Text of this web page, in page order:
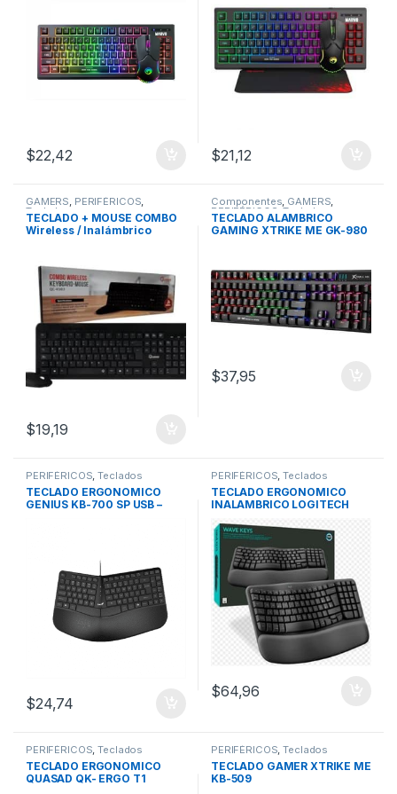
$22,42 $21,12
GAMERS, PERIFÉRICOS,
Teclados
TECLADO + MOUSE COMBO
Wireless / Inalámbrico
$19,19
Componentes, GAMERS,
PERIFÉRICOS ,Teclados
TECLADO ALAMBRICO
GAMING XTRIKE ME GK-980
$37,95
PERIFÉRICOS,Teclados
TECLADO ERGONOMICO
GENIUS KB-700 SP USB –
$24,74
PERIFÉRICOS,Teclados
TECLADO ERGONOMICO
INALAMBRICO LOGITECH
$64,96
PERIFÉRICOS,Teclados
TECLADO ERGONOMICO
QUASAD QK- ERGO T1
PERIFÉRICOS,Teclados
TECLADO GAMER XTRIKE ME
KB-509